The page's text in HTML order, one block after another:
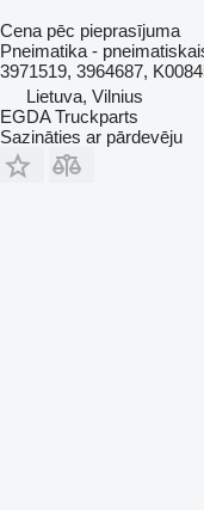
Cena pēc pieprasījuma
Pneimatika -
3971519, 3964687,
Lietuva, Vilnius
EGDA Truckparts
Sazināties ar pārdevēju